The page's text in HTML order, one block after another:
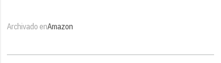
Archivado enAmazon